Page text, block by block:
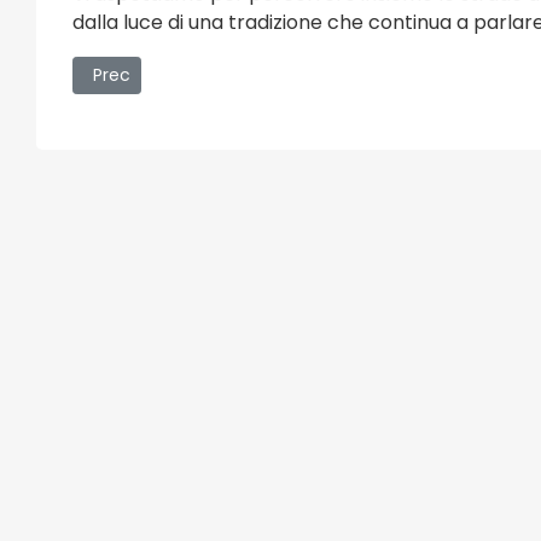
dalla luce di una tradizione che continua a
Articolo precedente: Torna “Il Pellegrinaggio delle
Prec